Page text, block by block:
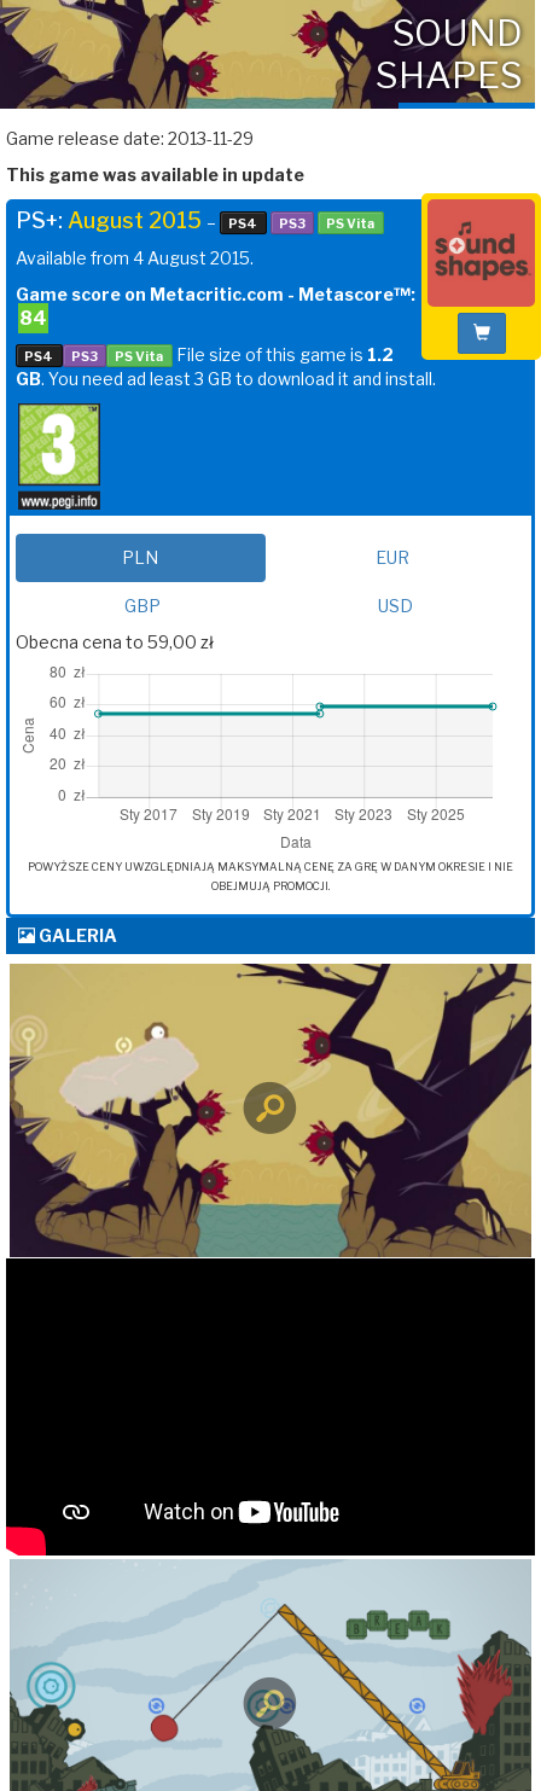
SOUND
SHAPES
Game release date: 2013-11-29
This game was available in update
PS+: August 2015 – PS4 PS3 PS Vita
Available from 4 August 2015.
Game score on Metacritic.com - Metascore™:
84
PS4 PS3 PS Vita File size of this game is 1.2
GB. You need ad least 3 GB to download it and install.
PLN EUR
GBP
USD
Obecna cena to 59,00 zł
POWYŻSZE CENY UWZGLĘDNIAJĄ MAKSYMALNĄ CENĘ ZA GRĘ W DANYM OKRESIE I NIE
OBEJMUJĄ PROMOCJI.
GALERIA